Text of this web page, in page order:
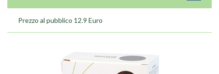
Prezzo al pubblico 12.9 Euro